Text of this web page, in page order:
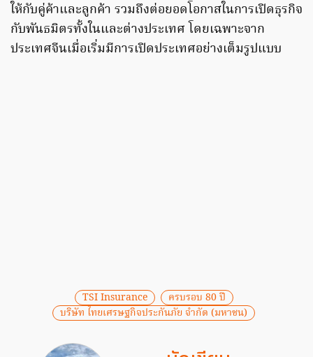
ให้กับคู่ค้าและลูกค้า รวมถึงต่อยอดโอกาสในการเปิดธุรกิจ
กับพันธมิตรทั้งในและต่างประเทศ โดยเฉพาะจาก
ประเทศจีนเมื่อเริ่มมีการเปิดประเทศอย่างเต็มรูปแบบ
TSI Insurance
ครบรอบ 80 ปี
บริษัท ไทยเศรษฐกิจประกันภัย จำกัด (มหาชน)